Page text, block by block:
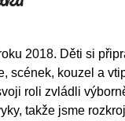
2018. Děti si
scének, kouzel a
roli zvládli
takže jsme